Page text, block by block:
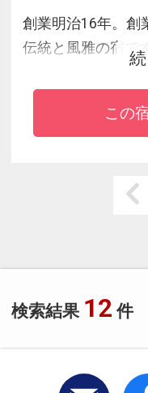
検索結果 12 件
創業明治16年。創
伝統と風雅の宿で
お楽しみいただけ
2015年8月には大
自然に心癒される
この